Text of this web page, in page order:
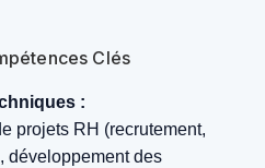
Clés
:
projets RH (recrutement,
développement des